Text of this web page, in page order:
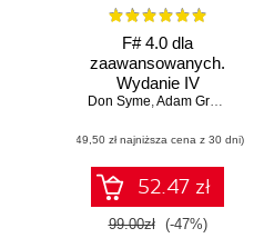
F# 4.0 dla
zaawansowanych.
Wydanie IV
Don Syme,Adam Granicz
(49,50 zł najniższa cena z 30 dni)
52.47 zł
99.00zł (-47%)